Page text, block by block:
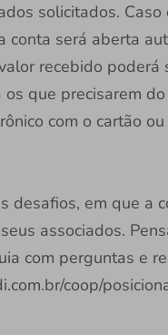
solicitados. Caso
conta será aberta
recebido poderá
que precisarem
com o cartão
desafios, em que a
associados.
com perguntas e
coop/